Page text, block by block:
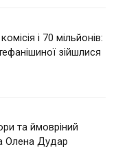
і 70 мільйонів:
зійшлися
та ймовріний
Олена Дудар